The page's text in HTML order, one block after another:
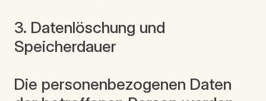
3. Datenlöschung und
Speicherdauer
Die personenbezogenen Daten